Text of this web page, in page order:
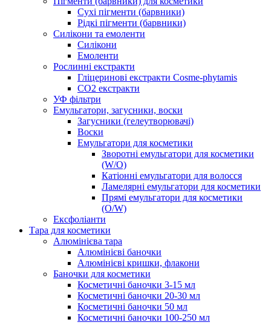
Сухі пігменти (барвники)
Рідкі пігменти (барвники)
Силікони та емоленти
Силікони
Емоленти
Рослинні екстракти
Гліцеринові екстракти Cosme-phytamis
СО2 екстракти
УФ фільтри
Емульгатори, загусники, воски
Загусники (гелеутворювачі)
Воски
Емульгатори для косметики
Зворотні емульгатори для косметики
(W/O)
Катіонні емульгатори для волосся
Ламелярні емульгатори для косметики
Прямі емульгатори для косметики
(O/W)
Ексфоліанти
Тара для косметики
Алюмінієва тара
Алюмінієві баночки
Алюмінієві кришки, флакони
Баночки для косметики
Косметичні баночки 3-15 мл
Косметичні баночки 20-30 мл
Косметичні баночки 50 мл
Косметичні баночки 100-250 мл